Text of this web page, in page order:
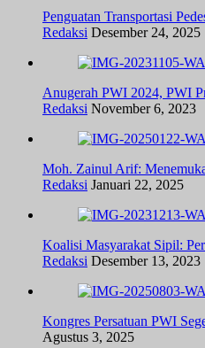
Penguatan Transportasi
Redaksi Desember 24, 2025
Anugerah PWI 2024, PWI
Redaksi November 6, 2023
Moh. Zainul Arif:
Redaksi Januari 22, 2025
Koalisi Masyarakat Sipil:
Redaksi Desember 13, 2023
Kongres Persatuan PWI
Agustus 3, 2025